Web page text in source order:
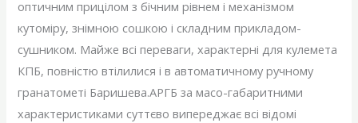
оптичним прицілом з бічним рівнем і механізмом
кутоміру, знімною сошкою і складним прикладом-
сушником. Майже всі переваги, характерні для кулемета
КПБ, повністю втілилися і в автоматичному ручному
гранатометі Баришева.АРГБ за масо-габаритними
характеристиками суттєво випереджає всі відомі